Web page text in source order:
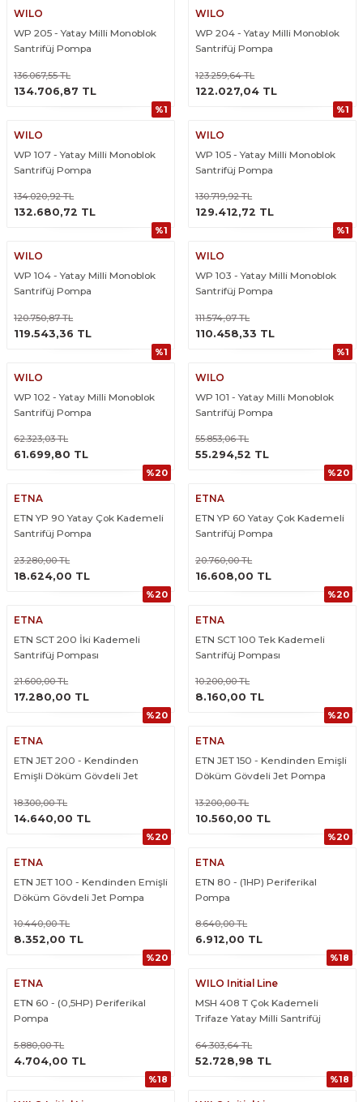
WILO
WP 205 - Yatay Milli Monoblok
Santrifüj Pompa
136.067,55 TL
134.706,87 TL
ÜRÜNÜ İNCELE
WILO
WP 204 - Yatay Milli Monoblok
Santrifüj Pompa
123.259,64 TL
122.027,04 TL
ÜRÜNÜ İNCELE
%1
WILO
WP 107 - Yatay Milli Monoblok
Santrifüj Pompa
134.020,92 TL
132.680,72 TL
ÜRÜNÜ İNCELE
%1
WILO
WP 105 - Yatay Milli Monoblok
Santrifüj Pompa
130.719,92 TL
129.412,72 TL
ÜRÜNÜ İNCELE
%1
WILO
WP 104 - Yatay Milli Monoblok
Santrifüj Pompa
120.750,87 TL
119.543,36 TL
ÜRÜNÜ İNCELE
%1
WILO
WP 103 - Yatay Milli Monoblok
Santrifüj Pompa
111.574,07 TL
110.458,33 TL
ÜRÜNÜ İNCELE
%1
WILO
WP 102 - Yatay Milli Monoblok
Santrifüj Pompa
62.323,03 TL
61.699,80 TL
ÜRÜNÜ İNCELE
%1
WILO
WP 101 - Yatay Milli Monoblok
Santrifüj Pompa
55.853,06 TL
55.294,52 TL
ÜRÜNÜ İNCELE
%20
ETNA
ETN YP 90 Yatay Çok Kademeli
Santrifüj Pompa
23.280,00 TL
18.624,00 TL
ÜRÜNÜ İNCELE
%20
ETNA
ETN YP 60 Yatay Çok Kademeli
Santrifüj Pompa
20.760,00 TL
16.608,00 TL
ÜRÜNÜ İNCELE
%20
ETNA
ETN SCT 200 İki Kademeli
Santrifüj Pompası
21.600,00 TL
17.280,00 TL
ÜRÜNÜ İNCELE
%20
ETNA
ETN SCT 100 Tek Kademeli
Santrifüj Pompası
10.200,00 TL
8.160,00 TL
ÜRÜNÜ İNCELE
%20
ETNA
ETN JET 200 - Kendinden
Emişli Döküm Gövdeli Jet
18.300,00 TL
14.640,00 TL
ÜRÜNÜ İNCELE
%20
ETNA
ETN JET 150 - Kendinden Emişli
Döküm Gövdeli Jet Pompa
13.200,00 TL
10.560,00 TL
ÜRÜNÜ İNCELE
%20
ETNA
ETN JET 100 - Kendinden Emişli
Döküm Gövdeli Jet Pompa
10.440,00 TL
8.352,00 TL
ÜRÜNÜ İNCELE
%20
ETNA
ETN 80 - (1HP) Periferikal
Pompa
8.640,00 TL
6.912,00 TL
ÜRÜNÜ İNCELE
%20
ETNA
ETN 60 - (0,5HP) Periferikal
Pompa
5.880,00 TL
4.704,00 TL
ÜRÜNÜ İNCELE
%18
WILO Initial Line
MSH 408 T Çok Kademeli
Trifaze Yatay Milli Santrifüj
64.303,64 TL
52.728,98 TL
ÜRÜNÜ İNCELE
%18 %18